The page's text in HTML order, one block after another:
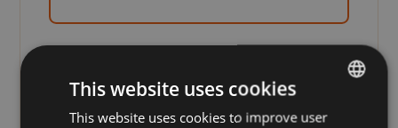
latest news, promotions and tips in my
mailbox.
DUTCH
This website uses cookies
This website uses cookies to improve user